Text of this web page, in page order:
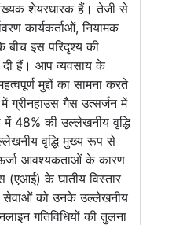
शेयरधारक हैं। तेजी से
कार्यकर्ताओं, नियामक
इस परिदृश्य की
दी हैं। आप व्यवसाय के
मुद्दों का सामना करते
गैस उत्सर्जन में
48% की उल्लेखनीय वृद्धि
वृद्धि मुख्य रूप से
आवश्यकताओं के कारण
(एआई) के घातीय विस्तार
सेवाओं को उनके उल्लेखनीय
गतिविधियों की तुलना